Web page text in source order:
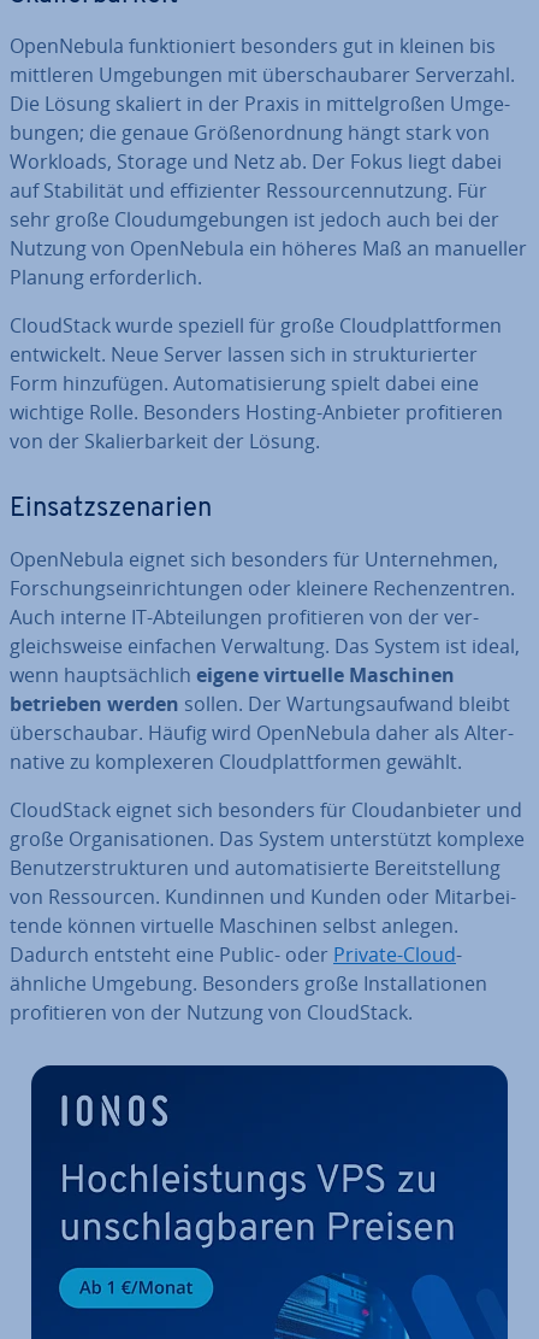
Open­Ne­bu­la funk­tio­niert besonders gut in kleinen bis
mittleren Um­ge­bun­gen mit über­schau­ba­rer Ser­ver­zahl.
Die Lösung skaliert in der Praxis in mit­tel­gro­ßen Um­ge­
bun­gen; die genaue Grö­ßen­ord­nung hängt stark von
Workloads, Storage und Netz ab. Der Fokus liegt dabei
auf Sta­bi­li­tät und ef­fi­zi­en­ter Res­sour­cen­nut­zung. Für
sehr große Cloud­um­ge­bun­gen ist jedoch auch bei der
Nutzung von Open­Ne­bu­la ein höheres Maß an manueller
Planung er­for­der­lich.
Cloud­Stack wurde speziell für große Cloud­platt­for­men
ent­wi­ckelt. Neue Server lassen sich in struk­tu­rier­ter
Form hin­zu­fü­gen. Au­to­ma­ti­sie­rung spielt dabei eine
wichtige Rolle. Besonders Hosting-Anbieter pro­fi­tie­ren
von der Ska­lier­bar­keit der Lösung.
Ein­satz­sze­na­ri­en
Open­Ne­bu­la eignet sich besonders für Un­ter­neh­men,
For­schungs­ein­rich­tun­gen oder kleinere Re­chen­zen­tren.
Auch interne IT-Ab­tei­lun­gen pro­fi­tie­ren von der ver­
gleichs­wei­se einfachen Ver­wal­tung. Das System ist ideal,
wenn haupt­säch­lich eigene virtuelle Maschinen
betrieben werden sollen. Der War­tungs­auf­wand bleibt
über­schau­bar. Häufig wird Open­Ne­bu­la daher als Al­ter­
na­ti­ve zu kom­ple­xe­ren Cloud­platt­for­men gewählt.
Cloud­Stack eignet sich besonders für Clou­dan­bie­ter und
große Or­ga­ni­sa­tio­nen. Das System un­ter­stützt komplexe
Be­nut­zer­struk­tu­ren und au­to­ma­ti­sier­te Be­reit­stel­lung
von Res­sour­cen. Kundinnen und Kunden oder Mit­ar­bei­
ten­de können virtuelle Maschinen selbst anlegen.
Dadurch entsteht eine Public- oder Private-Cloud-
ähnliche Umgebung. Besonders große In­stal­la­tio­nen
pro­fi­tie­ren von der Nutzung von Cloud­Stack.